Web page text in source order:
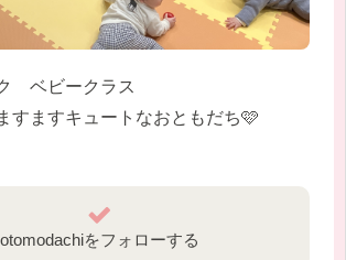
ベビークラス
ますキュートなおともだち🩷
otomodachiをフォローする